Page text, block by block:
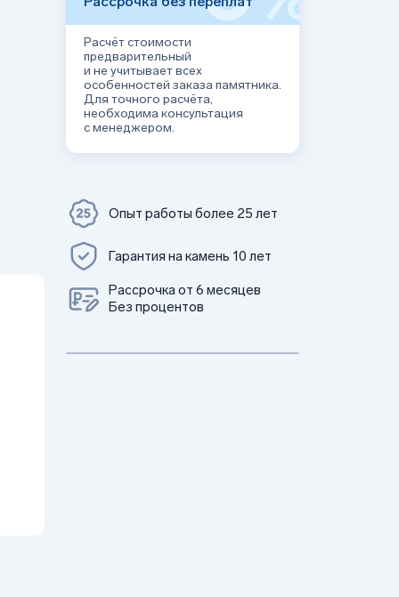
Расчёт стоимости
предварительный
и не учитывает всех
особенностей заказа памятника.
Для точного расчёта,
необходима консультация
с менеджером.
Опыт работы более 25 лет
Гарантия на камень 10 лет
Рассрочка от 6 месяцев
Без процентов